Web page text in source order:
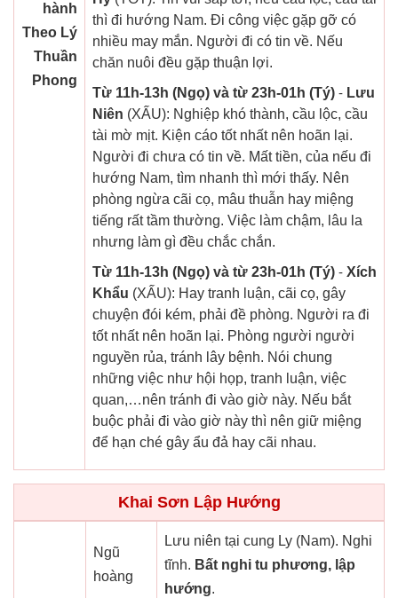
hành
Theo Lý
Thuần
Phong
thì đi hướng Nam. Đi công việc gặp gỡ có
nhiều may mắn. Người đi có tin về. Nếu
chăn nuôi đều gặp thuận lợi.
Từ 11h-13h (Ngọ) và từ 23h-01h (Tý) - Lưu
Niên (XẤU): Nghiệp khó thành, cầu lộc, cầu
tài mờ mịt. Kiện cáo tốt nhất nên hoãn lại.
Người đi chưa có tin về. Mất tiền, của nếu đi
hướng Nam, tìm nhanh thì mới thấy. Nên
phòng ngừa cãi cọ, mâu thuẫn hay miệng
tiếng rất tầm thường. Việc làm chậm, lâu la
nhưng làm gì đều chắc chắn.
Từ 11h-13h (Ngọ) và từ 23h-01h (Tý) - Xích
Khẩu (XẤU): Hay tranh luận, cãi cọ, gây
chuyện đói kém, phải đề phòng. Người ra đi
tốt nhất nên hoãn lại. Phòng người người
nguyền rủa, tránh lây bệnh. Nói chung
những việc như hội họp, tranh luận, việc
quan,…nên tránh đi vào giờ này. Nếu bắt
buộc phải đi vào giờ này thì nên giữ miệng
để hạn ché gây ẩu đả hay cãi nhau.
Khai Sơn Lập Hướng
Ngũ
hoàng
Lưu niên tại cung Ly (Nam). Nghi
tĩnh. Bất nghi tu phương, lập
hướng.